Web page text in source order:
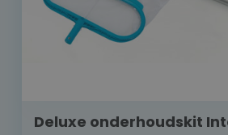
Deluxe onderhoudskit